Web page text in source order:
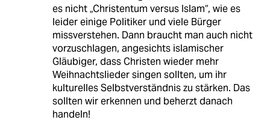
es nicht „Christentum versus Islam“, wie es
leider einige Politiker und viele Bürger
missverstehen. Dann braucht man auch nicht
vorzuschlagen, angesichts islamischer
Gläubiger, dass Christen wieder mehr
Weihnachtslieder singen sollten, um ihr
kulturelles Selbstverständnis zu stärken. Das
sollten wir erkennen und beherzt danach
handeln!